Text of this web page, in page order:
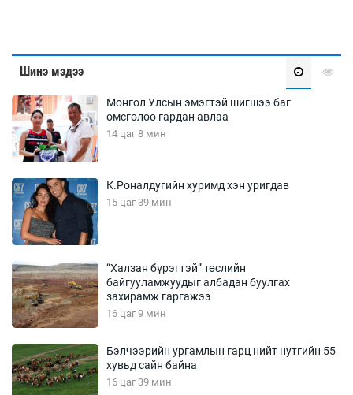
Шинэ мэдээ
Монгол Улсын эмэгтэй шигшээ баг
өмсгөлөө гардан авлаа
14 цаг 8 мин
К.Роналдугийн хуримд хэн уригдав
15 цаг 39 мин
“Халзан бүрэгтэй” төслийн
байгууламжуудыг албадан буулгах
захирамж гаргажээ
16 цаг 9 мин
Бэлчээрийн ургамлын гарц нийт нутгийн 55
хувьд сайн байна
16 цаг 39 мин